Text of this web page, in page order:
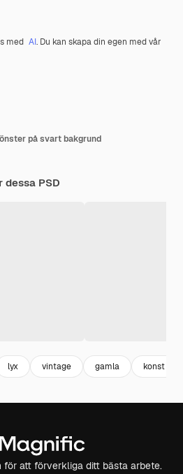
med AI. Du kan skapa din egen med vår
på svart bakgrund
dessa PSD
lyx vintage gamla konst
för att förverkliga ditt bästa arbete.